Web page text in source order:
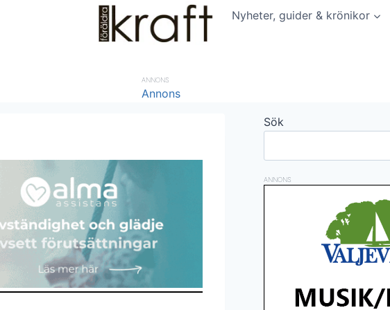
Nyheter, guider & krönikor
ANNONS
Sök
ANNONS